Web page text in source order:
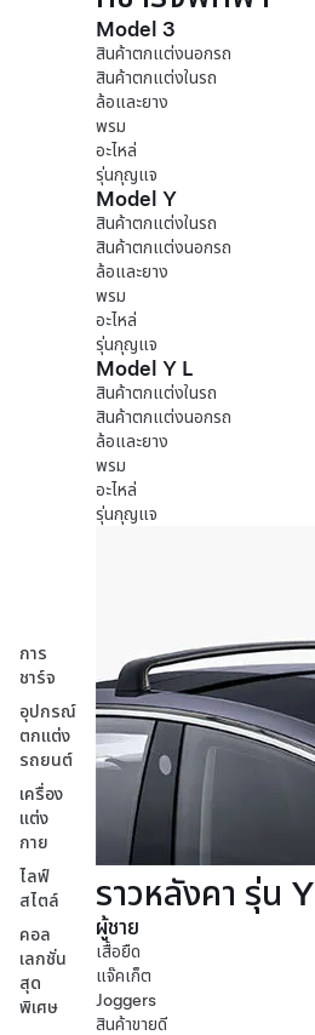
การ
ชาร์จ
อุปกรณ์
ตกแต่ง
รถยนต์
เครื่อง
แต่ง
กาย
ไลฟ์
สไตล์
คอล
เลกชั่น
สุด
พิเศษ
Model 3
สินค้าตกแต่งนอกรถ
สินค้าตกแต่งในรถ
ล้อและยาง
พรม
อะไหล่
รุ่นกุญแจ
Model Y
สินค้าตกแต่งในรถ
สินค้าตกแต่งนอกรถ
ล้อและยาง
พรม
อะไหล่
รุ่นกุญแจ
Model Y L
สินค้าตกแต่งในรถ
สินค้าตกแต่งนอกรถ
ล้อและยาง
พรม
อะไหล่
รุ่นกุญแจ
ราวหลังคา รุ่น Y
ผู้ชาย
เสื้อยืด
แจ๊คเก็ต
Joggers
สินค้าขายดี